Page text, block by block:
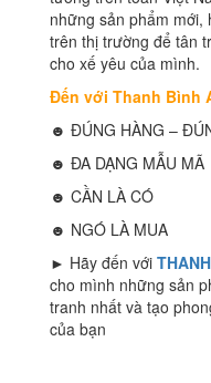
những sản phẩm mới,
trên thị trường để tân
cho xế yêu của mình.
Đến với Thanh Bình
☻ ĐÚNG HÀNG –
☻ ĐA DẠNG MẪU MÃ
☻ CẦN LÀ CÓ
☻ NGÓ LÀ MUA
► Hãy đến với
cho mình những sản
tranh nhất và tạo
của bạn